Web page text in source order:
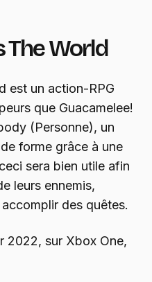
The World
est un action-RPG
que Guacamelee!
(Personne), un
forme grâce à une
sera bien utile afin
leurs ennemis,
des quêtes.
2022, sur Xbox One,